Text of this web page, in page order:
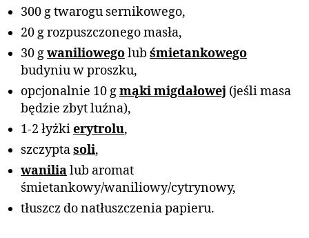
300 g twarogu sernikowego,
20 g rozpuszczonego masła,
30 gwaniliowegolub śmietankowego
budyniu w proszku,
opcjonalnie 10 gmąki migdałowej (jeśli masa
będzie zbyt luźna),
1-2 łyżkierytrolu,
szczyptasoli,
wanilialub aromat
śmietankowy/waniliowy/cytrynowy,
tłuszcz do natłuszczenia papieru.